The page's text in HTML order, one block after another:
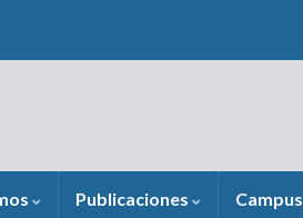
Publicaciones Campus